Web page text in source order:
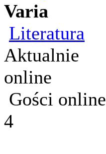
Varia
Literatura
Aktualnie
online
Gości
4